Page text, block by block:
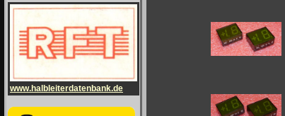
www.halbleiterdatenbank.de